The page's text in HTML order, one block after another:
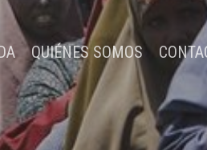
QUIÉNES SOMOS